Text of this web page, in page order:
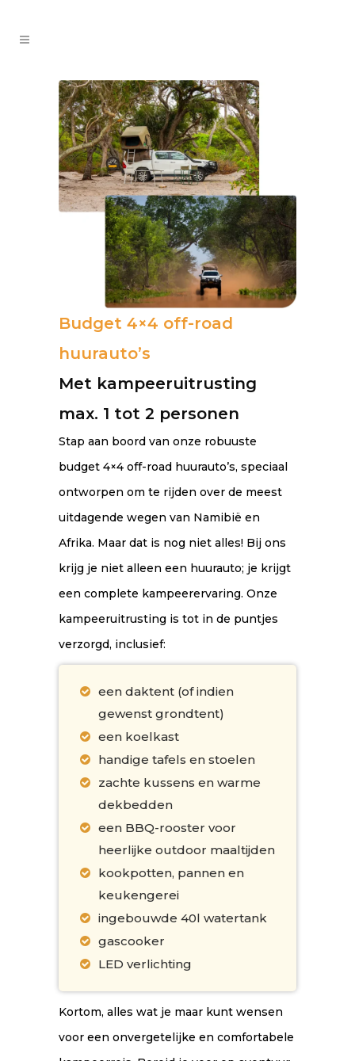
Budget 4×4 off-road
huurauto’s
Met kampeeruitrusting
max. 1 tot 2 personen
Stap aan boord van onze robuuste
budget 4×4 off-road huurauto’s, speciaal
ontworpen om te rijden over de meest
uitdagende wegen van Namibië en
Afrika. Maar dat is nog niet alles! Bij ons
krijg je niet alleen een huurauto; je krijgt
een complete kampeerervaring. Onze
kampeeruitrusting is tot in de puntjes
verzorgd, inclusief:
een daktent (of indien
gewenst grondtent)
een koelkast
handige tafels en stoelen
zachte kussens en warme
dekbedden
een BBQ-rooster voor
heerlijke outdoor maaltijden
kookpotten, pannen en
keukengerei
ingebouwde 40l watertank
gascooker
LED verlichting
Kortom, alles wat je maar kunt wensen
voor een onvergetelijke en comfortabele